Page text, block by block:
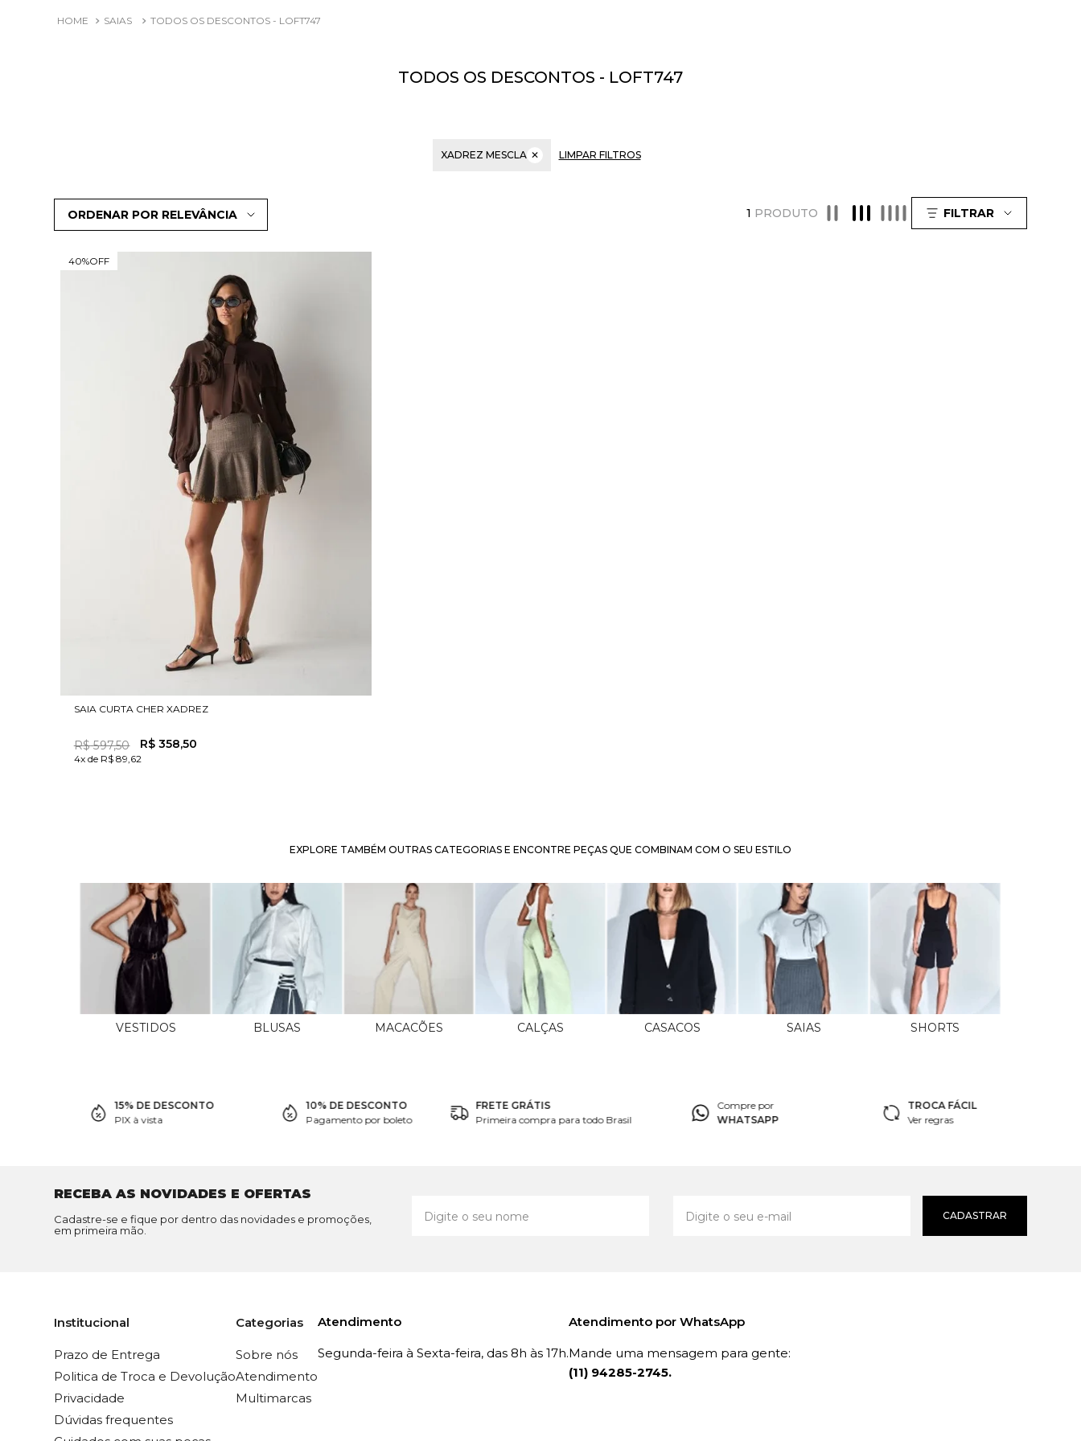
SAIAS TODOS OS DESCONTOS - LOFT747
TODOS OS DESCONTOS - LOFT747
XADREZ MESCLA ✕ LIMPAR FILTROS
ORDENAR POR RELEVÂNCIA 1 PRODUTO FILTRAR
40%OFF
SAIA CURTA CHER XADREZ
R$ 597,50 R$ 358,50
4x de R$ 89,62
EXPLORE TAMBÉM OUTRAS CATEGORIAS E ENCONTRE PEÇAS QUE COMBINAM COM O SEU ESTILO
VESTIDOS BLUSAS MACACÕES CALÇAS CASACOS SAIAS SHORTS
15% DE DESCONTO
PIX à vista
10% DE DESCONTO
Pagamento por boleto
FRETE GRÁTIS
Primeira compra para todo Brasil
Compre por
WHATSAPP
TROCA FÁCIL
Ver regras
RECEBA AS NOVIDADES E OFERTAS
Cadastre-se e fique por dentro das novidades e promoções,
em primeira mão.
CADASTRAR
Institucional
Prazo de Entrega
Politica de Troca e Devolução
Privacidade
Dúvidas frequentes
Categorias
Sobre nós
Atendimento
Multimarcas
Atendimento
Segunda-feira à Sexta-feira, das 8h às 17h.
Atendimento por WhatsApp
Mande uma mensagem para gente:
(11) 94285-2745.